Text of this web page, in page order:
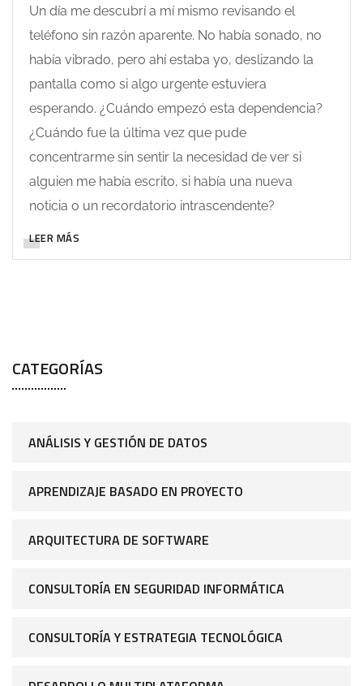
Un día me descubrí a mí mismo revisando el
teléfono sin razón aparente. No había sonado, no
había vibrado, pero ahí estaba yo, deslizando la
pantalla como si algo urgente estuviera
esperando. ¿Cuándo empezó esta dependencia?
¿Cuándo fue la última vez que pude
concentrarme sin sentir la necesidad de ver si
alguien me había escrito, si había una nueva
noticia o un recordatorio intrascendente?
LEER MÁS
CATEGORÍAS
ANÁLISIS Y GESTIÓN DE DATOS
APRENDIZAJE BASADO EN PROYECTO
ARQUITECTURA DE SOFTWARE
CONSULTORÍA EN SEGURIDAD INFORMÁTICA
CONSULTORÍA Y ESTRATEGIA TECNOLÓGICA